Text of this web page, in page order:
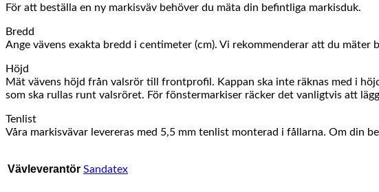
För att beställa en ny markisväv behöver du mäta din befintliga markisduk.
Bredd
Ange vävens exakta bredd i centimeter (cm). Vi rekommenderar att du
Höjd
Mät vävens höjd från valsrör till frontprofil. Kappan ska inte räknas med i
som ska rullas runt valsröret. För fönstermarkiser räcker det vanligtvis att
Tenlist
Våra markisvävar levereras med 5,5 mm tenlist monterad i fållarna. Om din
Vävleverantör Sandatex